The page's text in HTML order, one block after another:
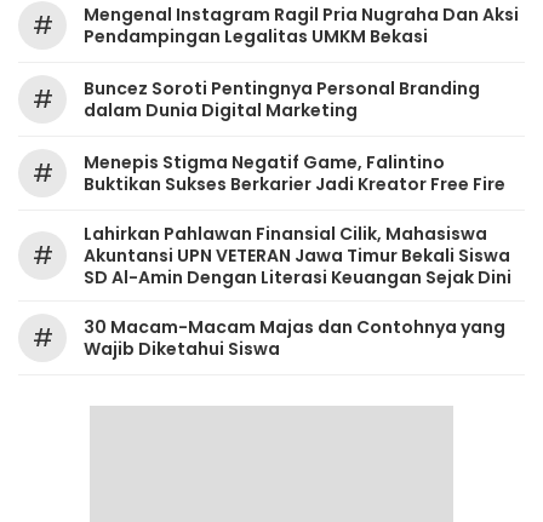
#
Mengenal Instagram Ragil Pria Nugraha Dan Aksi
Pendampingan Legalitas UMKM Bekasi
#
‎Buncez Soroti Pentingnya Personal Branding
dalam Dunia Digital Marketing
#
Menepis Stigma Negatif Game, Falintino
Buktikan Sukses Berkarier Jadi Kreator Free Fire
#
Lahirkan Pahlawan Finansial Cilik, Mahasiswa
Akuntansi UPN VETERAN Jawa Timur Bekali Siswa
SD Al-Amin Dengan Literasi Keuangan Sejak Dini
#
30 Macam-Macam Majas dan Contohnya yang
Wajib Diketahui Siswa